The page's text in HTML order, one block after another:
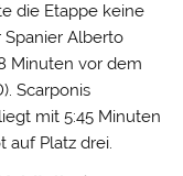
die Etappe keine
Alberto
Minuten vor dem
Scarponis
mit 5:45 Minuten
auf Platz drei.